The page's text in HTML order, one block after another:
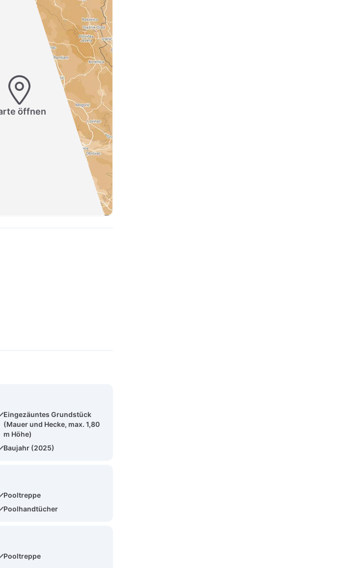
öffnen
Eingezäuntes Grundstück
(Mauer und Hecke, max. 1,80
m Höhe)
Baujahr (2025)
Pooltreppe
Poolhandtücher
Pooltreppe